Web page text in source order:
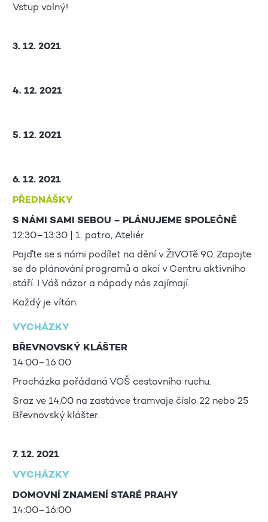
Vstup volný!
3. 12. 2021
4. 12. 2021
5. 12. 2021
6. 12. 2021
PŘEDNÁŠKY
S NÁMI SAMI SEBOU – PLÁNUJEME SPOLEČNĚ
12:30–13:30 | 1. patro, Ateliér
Pojďte se s námi podílet na dění v ŽIVOTě 90. Zapojte
se do plánování programů a akcí v Centru aktivního
stáří. I Váš názor a nápady nás zajímají.
Každý je vítán.
VYCHÁZKY
BŘEVNOVSKÝ KLÁŠTER
14:00–16:00
Procházka pořádaná VOŠ cestovního ruchu.
Sraz ve 14,00 na zastávce tramvaje číslo 22 nebo 25
Břevnovský klášter.
7. 12. 2021
VYCHÁZKY
DOMOVNÍ ZNAMENÍ STARÉ PRAHY
14:00–16:00